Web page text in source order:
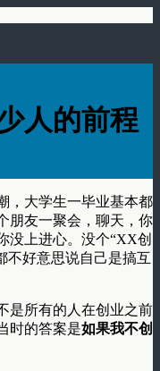
人的前程
，大学生一毕业基本都
朋友一聚会，聊天，你
没上进心。没个“XX创
不好意思说自己是搞互
是所有的人在创业之前
时的答案是如果我不创